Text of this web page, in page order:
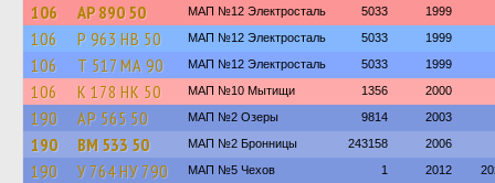
106 АР 890 50 МАП №12 Электросталь 5033 1999
106 Р 963 НВ 50 МАП №12 Электросталь 5033 1999
106 Т 517 МА 90 МАП №12 Электросталь 5033 1999
106 К 178 НК 50 МАП №10 Мытищи 1356 2000
190 АР 565 50 МАП №2 Озеры 9814 2003
190 ВМ 533 50 МАП №2 Бронницы 243158 2006
190 У 764 НУ 790 МАП №5 Чехов 1 2012